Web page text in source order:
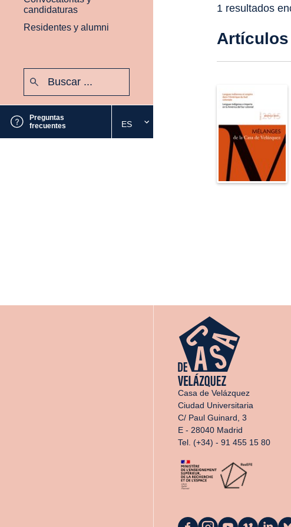
candidaturas
Residentes y alumni
Preguntas
frecuentes
Seleccione
el
ES
1 resultados
Artículos
Casa de Velázquez
Ciudad Universitaria
C/ Paul Guinard, 3
E - 28040 Madrid
Tel. (+34) - 91 455 15 80